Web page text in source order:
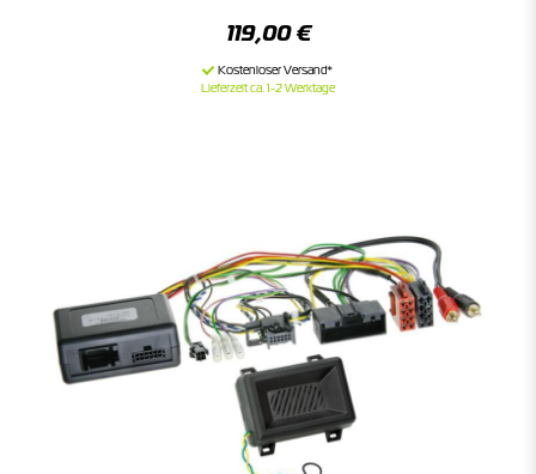
119,00 €
Lieferzeit ca. 1-2 Werktage